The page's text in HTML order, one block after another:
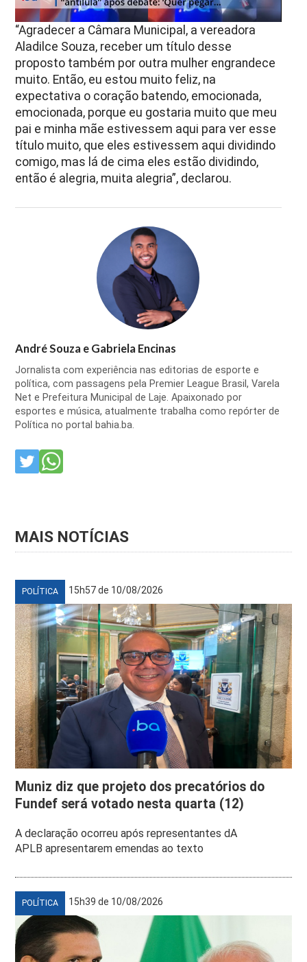
“Agradecer a Câmara Municipal, a vereadora
Aladilce Souza, receber um título desse
proposto também por outra mulher engrandece
muito. Então, eu estou muito feliz, na
expectativa o coração batendo, emocionada,
emocionada, porque eu gostaria muito que meu
pai e minha mãe estivessem aqui para ver esse
título muito, que eles estivessem aqui dividindo
comigo, mas lá de cima eles estão dividindo,
então é alegria, muita alegria”, declarou.
André Souza e Gabriela Encinas
Jornalista com experiência nas editorias de esporte e
política, com passagens pela Premier League Brasil, Varela
Net e Prefeitura Municipal de Laje. Apaixonado por
esportes e música, atualmente trabalha como repórter de
Política no portal bahia.ba.
MAIS NOTÍCIAS
POLÍTICA 15h57 de 10/08/2026
Muniz diz que projeto dos precatórios do
Fundef será votado nesta quarta (12)
A declaração ocorreu após representantes dA
APLB apresentarem emendas ao texto
POLÍTICA 15h39 de 10/08/2026